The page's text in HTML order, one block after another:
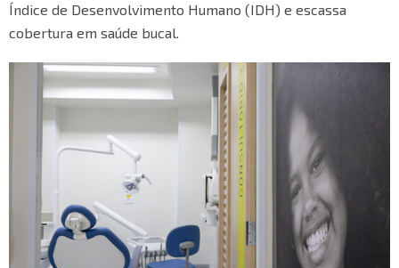
Índice de Desenvolvimento Humano (IDH) e escassa
cobertura em saúde bucal.